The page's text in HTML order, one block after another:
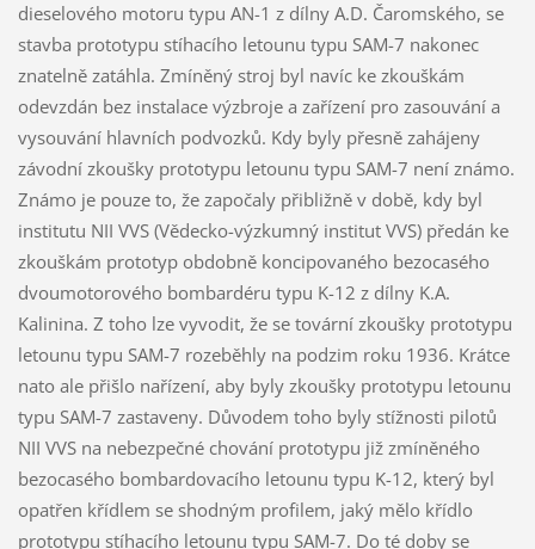
dieselového motoru typu AN-1 z dílny A.D. Čaromského, se
stavba prototypu stíhacího letounu typu SAM-7 nakonec
znatelně zatáhla. Zmíněný stroj byl navíc ke zkouškám
odevzdán bez instalace výzbroje a zařízení pro zasouvání a
vysouvání hlavních podvozků. Kdy byly přesně zahájeny
závodní zkoušky prototypu letounu typu SAM-7 není známo.
Známo je pouze to, že započaly přibližně v době, kdy byl
institutu NII VVS (Vědecko-výzkumný institut VVS) předán ke
zkouškám prototyp obdobně koncipovaného bezocasého
dvoumotorového bombardéru typu K-12 z dílny K.A.
Kalinina. Z toho lze vyvodit, že se tovární zkoušky prototypu
letounu typu SAM-7 rozeběhly na podzim roku 1936. Krátce
nato ale přišlo nařízení, aby byly zkoušky prototypu letounu
typu SAM-7 zastaveny. Důvodem toho byly stížnosti pilotů
NII VVS na nebezpečné chování prototypu již zmíněného
bezocasého bombardovacího letounu typu K-12, který byl
opatřen křídlem se shodným profilem, jaký mělo křídlo
prototypu stíhacího letounu typu SAM-7. Do té doby se